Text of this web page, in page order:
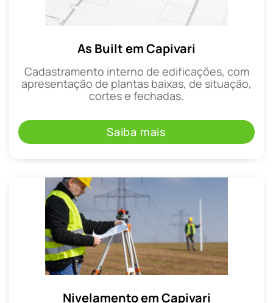
As Built em Capivari
Cadastramento interno de edificações, com
apresentação de plantas baixas, de situação,
cortes e fechadas.
Saiba mais
Nivelamento em Capivari